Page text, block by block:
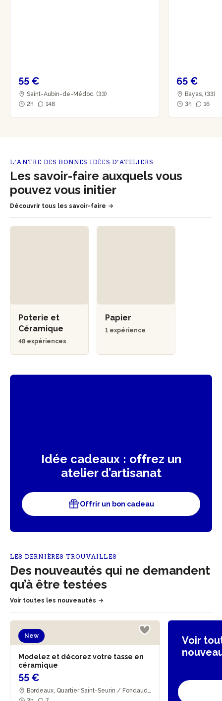
55 €
Saint-Aubin-de-Médoc, (33)
2h
148
65 €
Bayas, (33)
3h
16
L’ANTRE DES BONNES IDÉES D’ATELIERS
Les savoir-faire auxquels vous
pouvez vous initier
Découvrir tous les savoir-faire
Poterie et
Céramique
48 expériences
Papier
1 expérience
Idée cadeaux : offrez un
atelier d’artisanat
Offrir un bon cadeau
LES DERNIÈRES TROUVAILLES
Des nouveautés qui ne demandent
qu’à être testées
Voir toutes les nouveautés
New
Modelez et décorez votre tasse en
céramique
55 €
Bordeaux, Quartier Saint-Seurin / Fondaudè
Voir